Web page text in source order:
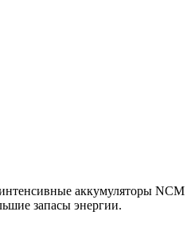
аккумуляторы NCM
запасы энергии.